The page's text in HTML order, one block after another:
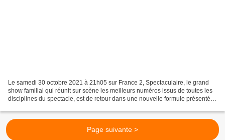
Le samedi 30 octobre 2021 à 21h05 sur France 2, Spectaculaire, le grand
show familial qui réunit sur scène les meilleurs numéros issus de toutes les
disciplines du spectacle, est de retour dans une nouvelle formule présentée
Page suivante >